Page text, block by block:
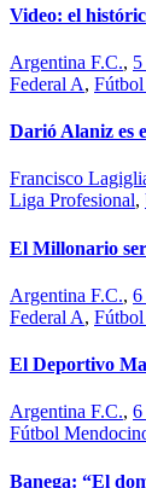
Video: el
Argentina F.C.,
Federal A,
Darió Alaniz es
Francisco
Liga Profesional,
El Millonario
Argentina F.C., 6
Federal A,
El Deportivo
Argentina F.C., 6
Fútbol
Banega: “El